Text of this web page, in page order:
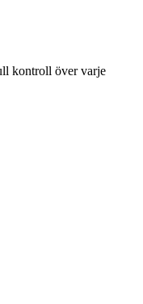
kontroll över varje